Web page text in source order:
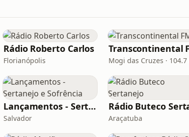
Rádio Roberto Carlos
Florianópolis
Transcontinental
Mogi das Cruzes · 104.7
Lançamentos - Sertanejo e Sofrência
Salvador Araçatuba